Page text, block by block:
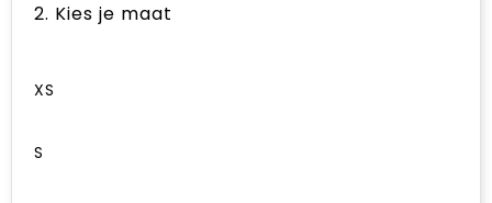
2. Kies je maat
XS
S